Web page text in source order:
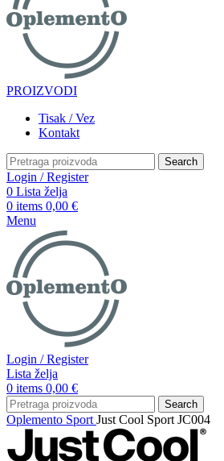
PROIZVODI
Tisak / Vez
Kontakt
Search
Login / Register
0 Lista želja
0 items 0,00 €
Menu
Login / Register
Lista želja
0 items 0,00 €
Search
Oplemento Sport Just Cool Sport JC004